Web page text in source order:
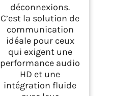
déconnexions.
C’est la solution de
communication
idéale pour ceux
qui exigent une
performance audio
HD et une
intégration fluide